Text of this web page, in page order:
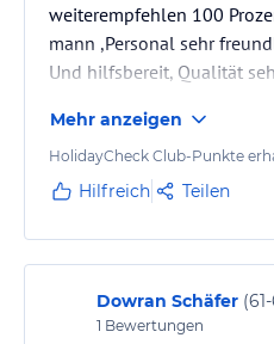
weiterempfehlen 100
mann ,Personal sehr
Und hilfsbereit, Qualität
Mehr anzeigen
HolidayCheck Club-Punkte
Hilfreich Teilen
Dowran Schäfer (
1 Bewertungen